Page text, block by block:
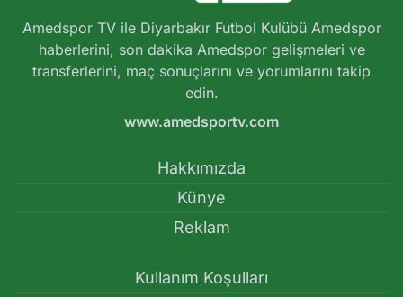
Amedspor TV ile Diyarbakır Futbol Kulübü Amedspor
haberlerini, son dakika Amedspor gelişmeleri ve
transferlerini, maç sonuçlarını ve yorumlarını takip
edin.
www.amedsportv.com
Hakkımızda
Künye
Reklam
Kullanım Koşulları